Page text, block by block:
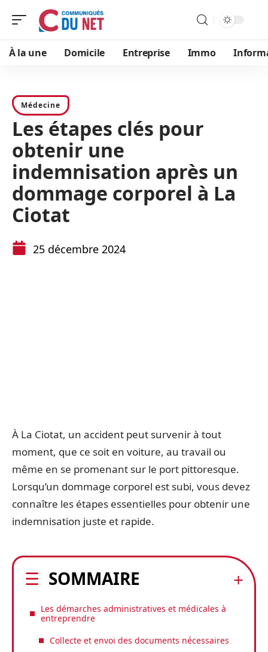
À la une Domicile Entreprise Immo
Médecine
Les étapes clés pour
obtenir une
indemnisation après un
dommage corporel à La
Ciotat
25 décembre 2024
À La Ciotat, un accident peut survenir à tout
moment, que ce soit en voiture, au travail ou
même en se promenant sur le port pittoresque.
Lorsqu’un dommage corporel est subi, vous devez
connaître les étapes essentielles pour obtenir une
indemnisation juste et rapide.
SOMMAIRE
Les démarches administratives et médicales à
entreprendre
Collecte et envoi des documents nécessaires